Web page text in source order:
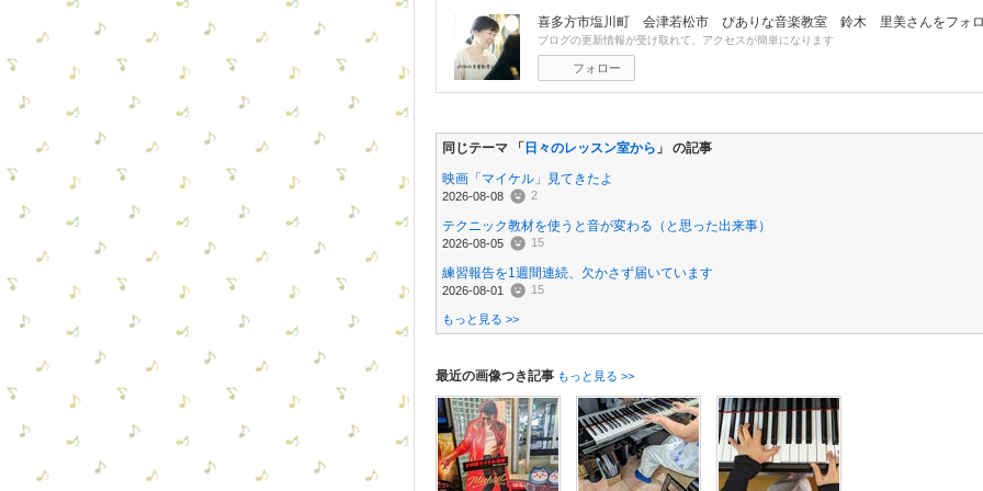
喜多方市塩川町 会津若松市 ぴありな音楽教室 鈴木 里美さんをフォ
ブログの更新情報が受け取れて、アクセスが簡単になります
フォロー
同じテーマ 「 日々のレッスン室から 」 の記事
映画「マイケル」見てきたよ
2026-08-08 2
テクニック教材を使うと音が変わる（と思った出来事）
2026-08-05 15
練習報告を1週間連続、欠かさず届いています
2026-08-01 15
もっと見る >>
最近の画像つき記事 もっと見る >>